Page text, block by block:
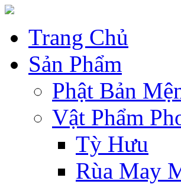
Trang Chủ
Sản Phẩm
Phật Bản
Vật Phẩm
Tỳ Hưu
Rùa May